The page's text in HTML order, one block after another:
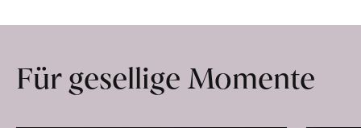
Hof
erfahren
Für gesellige Momente